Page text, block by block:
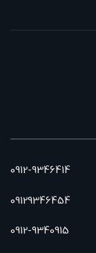
0912-9346414
09129346454
0912-9340915